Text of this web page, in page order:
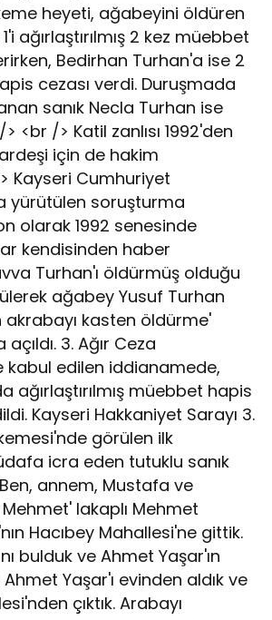
heyeti, ağabeyini öldüren
ağırlaştırılmış 2 kez müebbet
Bedirhan Turhan'a ise 2
cezası verdi. Duruşmada
sanık Necla Turhan ise
<br /> Katil zanlısı 1992'den
için de hakim
Kayseri Cumhuriyet
yürütülen soruşturma
olarak 1992 senesinde
kendisinden haber
Turhan'ı öldürmüş olduğu
ağabey Yusuf Turhan
akrabayı kasten öldürme'
3. Ağır Ceza
kabul edilen iddianamede,
ağırlaştırılmış müebbet hapis
Kayseri Hakkaniyet Sarayı 3.
görülen ilk
icra eden tutuklu sanık
annem, Mustafa ve
lakaplı Mehmet
Hacıbey Mahallesi'ne gittik.
bulduk ve Ahmet Yaşar'ın
Yaşar'ı evinden aldık ve
çıktık. Arabayı